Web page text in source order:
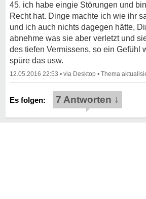
45. ich habe eingie Störungen und
Recht hat. Dinge machte ich wie ihr
und ich auch nichts dagegen hätte,
abnehme was sie aber verletzt und
des tiefen Vermissens, so ein Gefühl
spüre das usw.
12.05.2016 22:53 • •
7 Antworten ↓